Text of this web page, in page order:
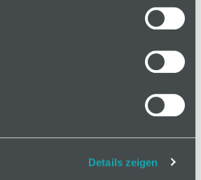
Details zeigen